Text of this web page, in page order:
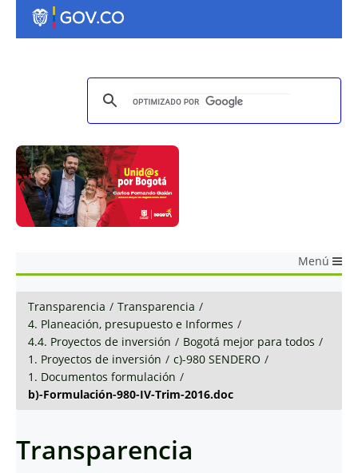
Menú
Transparencia / Transparencia /
4. Planeación, presupuesto e Informes /
4.4. Proyectos de inversión / Bogotá mejor para todos /
1. Proyectos de inversión / c)-980 SENDERO /
1. Documentos formulación /
b)-Formulación-980-IV-Trim-2016.doc
Transparencia